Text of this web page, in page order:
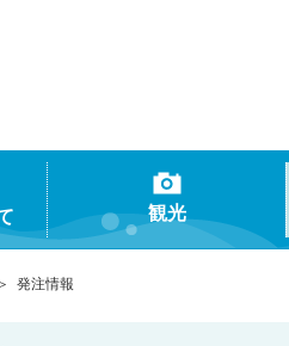
観光
発注情報